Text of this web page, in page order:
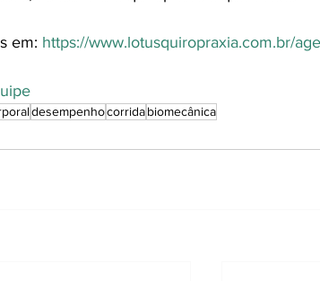
em: https://www.lotusquiropraxia.com.br/
desempenhocorridabiomecânica